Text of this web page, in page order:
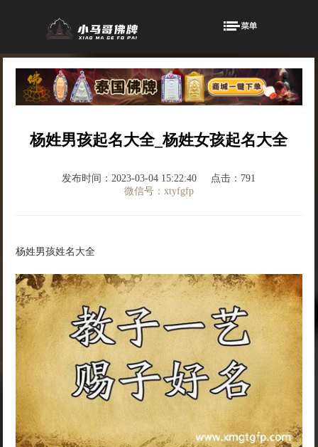
杨姓男孩起名大全_杨姓女孩起名大全
发布时间：2023-03-04 15:22:40
点击：791
微信号：xtyfgfp
杨姓男孩姓名大全